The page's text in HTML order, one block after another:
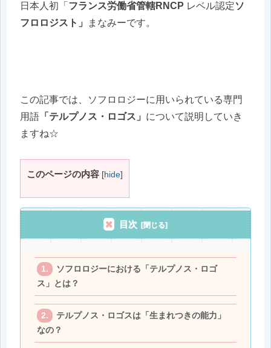
日本人初「 フランス労働省管轄RNCP レベル認定ソ
フロロジスト」
まなみーです。
この記事では、ソフロロジーに用いられている専門
用語 「テルプノス・ロゴス」 について説明していき
ますね☆
このページの内容 [hide]
目次
ソフロロジーにおける「テルプノス・ロゴ
ス」とは？
テルプノス・ロゴスは「生まれつきの能力」
なの？